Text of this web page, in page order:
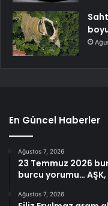
En Güncel Haberler
Ağustos 7, 2026
23 Temmuz 2026
burcu yorumu… AŞK,
Ağustos 7, 2026